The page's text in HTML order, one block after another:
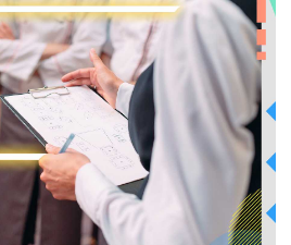
desarrollo de capacidades
climático y medio
y economía
alimenticias